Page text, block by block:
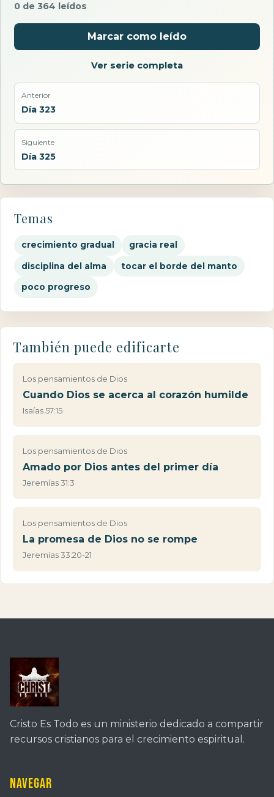
0 de 364 leídos
Marcar como leído
Ver serie completa
Anterior
Día 323
Siguiente
Día 325
Temas
crecimiento gradual gracia real
disciplina del alma tocar el borde del manto
poco progreso
También puede edificarte
Los pensamientos de Dios
Cuando Dios se acerca al corazón humilde
Isaías 57:15
Los pensamientos de Dios
Amado por Dios antes del primer día
Jeremías 31:3
Los pensamientos de Dios
La promesa de Dios no se rompe
Jeremías 33:20-21
Cristo Es Todo es un ministerio dedicado a compartir
recursos cristianos para el crecimiento espiritual.
Navegar